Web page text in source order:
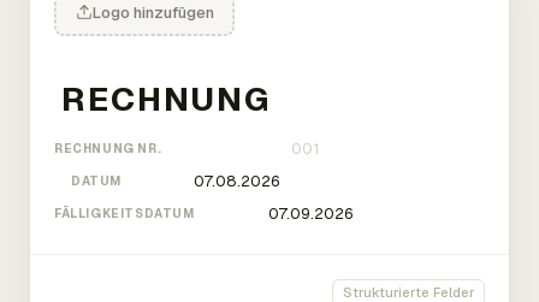
Logo hinzufügen
RECHNUNG NR.
DATUM
FÄLLIGKEITSDATUM
Strukturierte Felder